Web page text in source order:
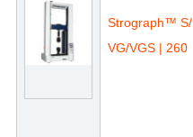
Strograph™ S/
VG/VGS | 260